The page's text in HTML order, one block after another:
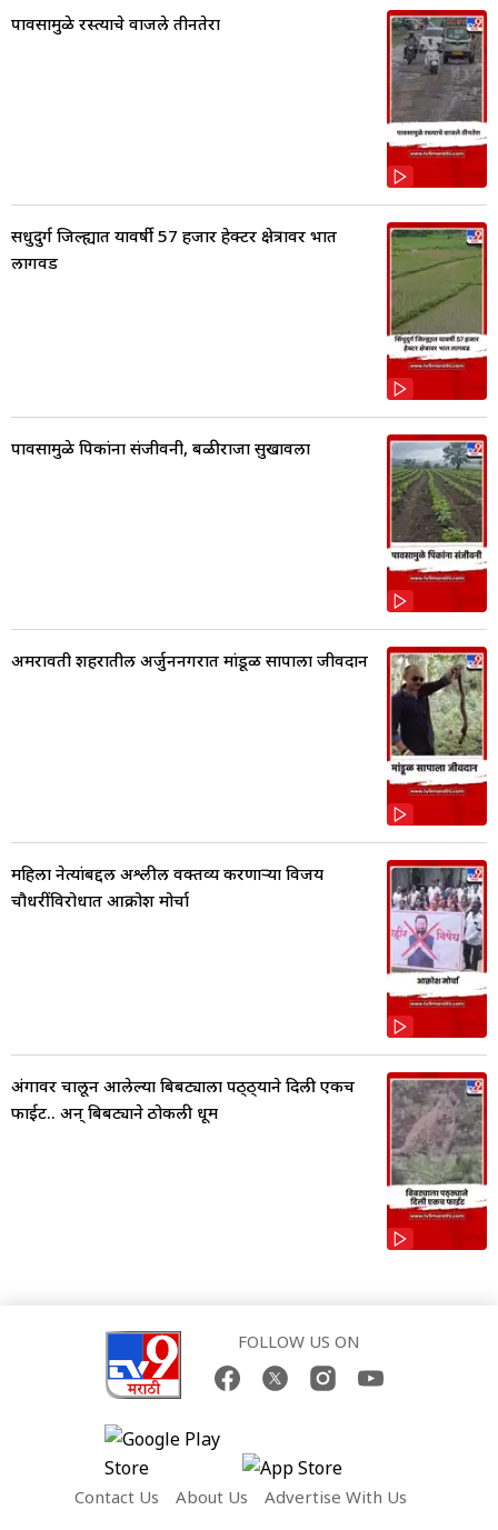
पावसामुळे रस्त्याचे वाजले तीनतेरा
सिंधुदुर्ग जिल्ह्यात यावर्षी 57 हजार हेक्टर क्षेत्रावर भात
लागवड
पावसामुळे पिकांना संजीवनी, बळीराजा सुखावला
अमरावती शहरातील अर्जुननगरात मांडूळ सापाला जीवदान
महिला नेत्यांबद्दल अश्लील वक्तव्य करणाऱ्या विजय
चौधरींविरोधात आक्रोश मोर्चा
अंगावर चालून आलेल्या बिबट्याला पठ्ठ्याने दिली एकच
फाईट.. अन् बिबट्याने ठोकली धूम
FOLLOW US ON
Contact Us About Us
Advertise With Us